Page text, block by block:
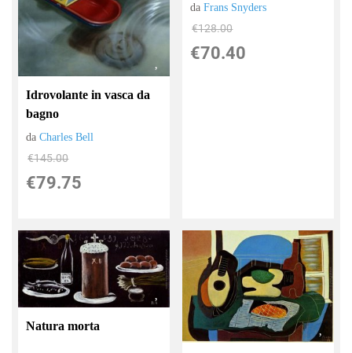
Idrovolante in vasca da
bagno
daCharles Bell
€145.00
€79.75
daFrans Snyders
€128.00
€70.40
Natura morta